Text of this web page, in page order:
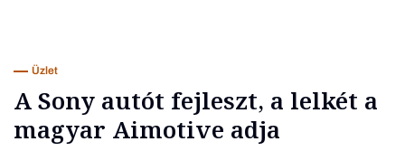
Üzlet
A Sony autót fejleszt, a lelkét a
magyar Aimotive adja